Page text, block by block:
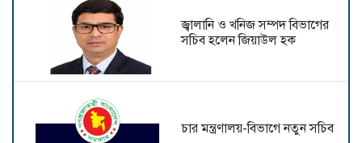
জ্বালানি ও খনিজ সম্পদ বিভাগের
সচিব হলেন জিয়াউল হক
চার মন্ত্রণালয়-বিভাগে নতুন সচিব